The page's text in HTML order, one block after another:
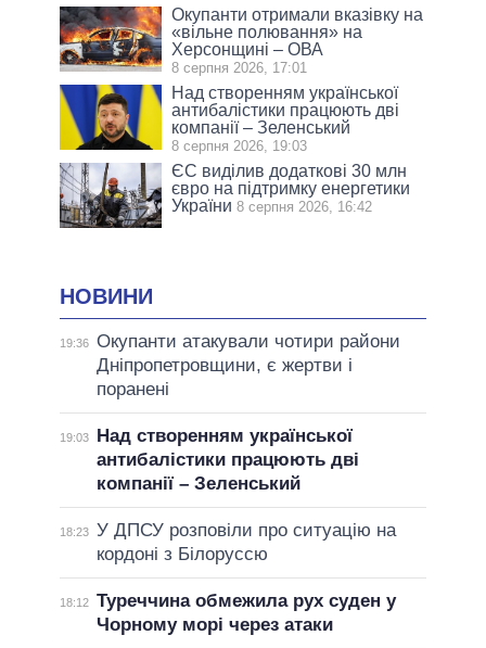
Окупанти отримали вказівку на
«вільне полювання» на
Херсонщині – ОВА
8 серпня 2026, 17:01
Над створенням української
антибалістики працюють дві
компанії – Зеленський
8 серпня 2026, 19:03
ЄС виділив додаткові 30 млн
євро на підтримку енергетики
України 8 серпня 2026, 16:42
НОВИНИ
19:36 Окупанти атакували чотири райони
Дніпропетровщини, є жертви і
поранені
19:03
Над створенням української
антибалістики працюють дві
компанії – Зеленський
18:23 У ДПСУ розповіли про ситуацію на
кордоні з Білоруссю
18:12 Туреччина обмежила рух суден у
Чорному морі через атаки